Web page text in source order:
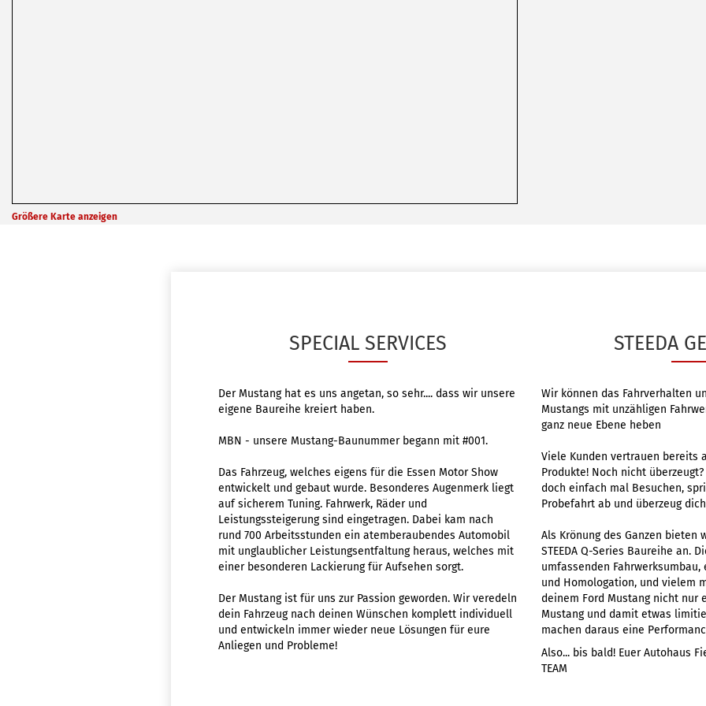
Größere Karte anzeigen
SPECIAL SERVICES
Der Mustang hat es uns angetan, so sehr.... dass wir unsere
eigene Baureihe kreiert haben.
MBN - unsere Mustang-Baunummer begann mit #001.
Das Fahrzeug, welches eigens für die Essen Motor Show
entwickelt und gebaut wurde. Besonderes Augenmerk liegt
auf sicherem Tuning. Fahrwerk, Räder und
Leistungssteigerung sind eingetragen. Dabei kam nach
rund 700 Arbeitsstunden ein atemberaubendes Automobil
mit unglaublicher Leistungsentfaltung heraus, welches mit
einer besonderen Lackierung für Aufsehen sorgt.
Der Mustang ist für uns zur Passion geworden. Wir veredeln
dein Fahrzeug nach deinen Wünschen komplett individuell
und entwickeln immer wieder neue Lösungen für eure
Anliegen und Probleme!
STEEDA
Wir können das Fahrverhalten
Mustangs mit unzähligen
ganz neue Ebene heben
Viele Kunden vertrauen bereits
Produkte! Noch nicht
doch einfach mal Besuchen,
Probefahrt ab und überzeug
Als Krönung des Ganzen bieten
STEEDA Q-Series Baureihe an.
umfassenden
und Homologation, und vielem
deinem Ford Mustang nicht nur
Mustang und damit etwas
machen daraus eine
Also... bis bald! Euer Autohaus
TEAM